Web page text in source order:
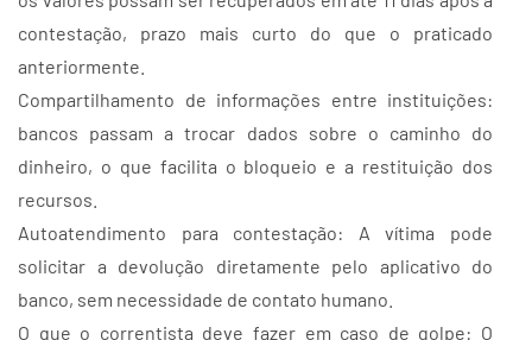
contestação, prazo mais curto do que o praticado
anteriormente.
Compartilhamento de informações entre instituições:
bancos passam a trocar dados sobre o caminho do
dinheiro, o que facilita o bloqueio e a restituição dos
recursos.
Autoatendimento para contestação: A vítima pode
solicitar a devolução diretamente pelo aplicativo do
banco, sem necessidade de contato humano.
O que o correntista deve fazer em caso de golpe: O